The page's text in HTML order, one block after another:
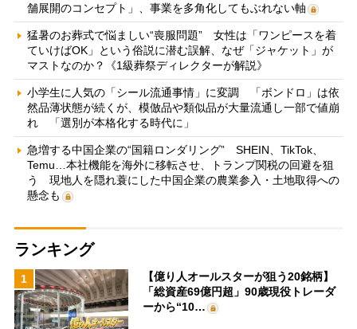
舗展開のコンセプト」、事業を多角化してもぶれない軸
猛暑のお葬式で悩ましい“喪服問題” 女性は「ワンピースを着
ていけばOK」という俗説に潜む誤解、なぜ「ジャケット」が
マストなのか？《1級葬祭ディレクターが解説》
小学生に人気の「シール流通事情」に変調 「ボンドロ」は依
然品薄状態が続くが、模倣品や類似品が大量流通し一部で値崩
れ 「選別が本格化する時代に」
急増する中国企業の“国籍ロンダリング” SHEIN、TikTok、
Temu…本社機能を海外に移転させ、トランプ関税の回避を狙
う 現地人を隠れ蓑にした中国企業の農業参入・土地取得への
懸念も
ランキング
1
【億り人オールスターが狙う20銘柄】
「総資産69億円超」90歳現役トレーダ
ーから“10…